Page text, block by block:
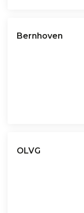
Bernhoven
OLVG